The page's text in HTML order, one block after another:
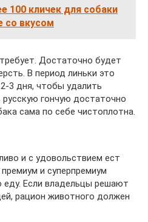
100 кличек для собаки
со вкусом
Достаточно будет
В период линьки это
3 дня, чтобы удалить
гончую достаточно
сама по себе чистоплотна.
и с удовольствием ест
и суперпремиум
еду. Если владельцы решают
рацион животного должен